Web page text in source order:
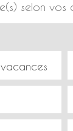
selon vos